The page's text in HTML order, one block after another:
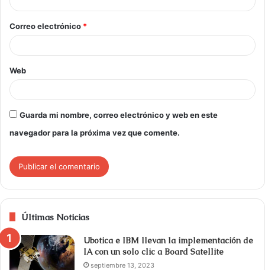
Correo electrónico *
Web
Guarda mi nombre, correo electrónico y web en este
navegador para la próxima vez que comente.
Últimas Noticias
Ubotica e IBM llevan la implementación de
IA con un solo clic a Board Satellite
septiembre 13, 2023